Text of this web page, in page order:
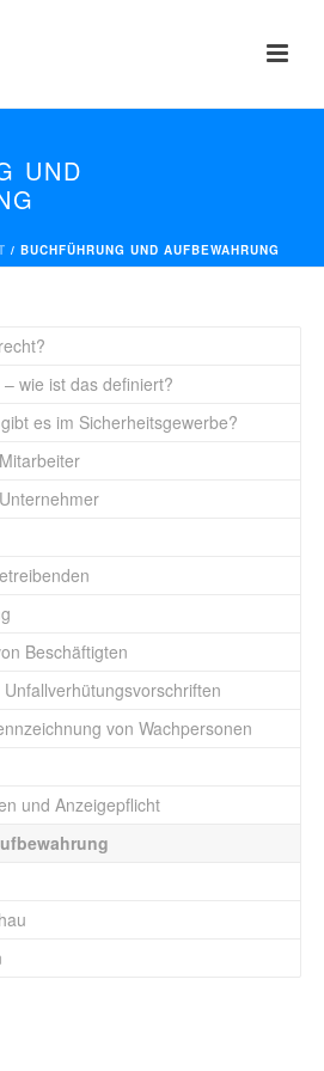
UND
/ BUCHFÜHRUNG UND AUFBEWAHRUNG
wie ist das definiert?
es im Sicherheitsgewerbe?
Beschäftigten
von Wachpersonen
und Anzeigepflicht